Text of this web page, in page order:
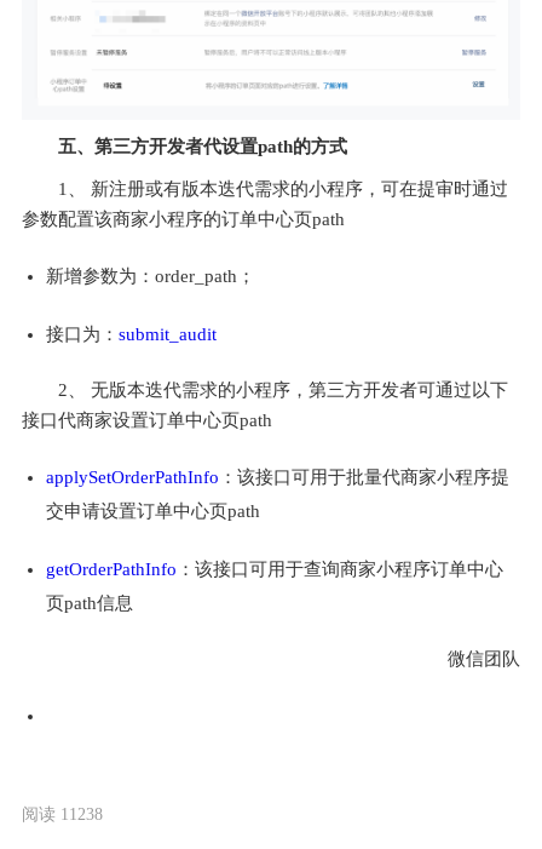
五、第三方开发者代设置path的方式
1、 新注册或有版本迭代需求的小程序，可在提审时通过
参数配置该商家小程序的订单中心页path
新增参数为：order_path；
接口为： submit_audit
2、 无版本迭代需求的小程序，第三方开发者可通过以下
接口代商家设置订单中心页path
applySetOrderPathInfo ：该接口可用于批量代商家小程序提
交申请设置订单中心页path
getOrderPathInfo ：该接口可用于查询商家小程序订单中心
页path信息
微信团队
阅读 11238